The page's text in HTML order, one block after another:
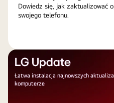
Dowiedz się, jak zaktualizować
swojego telefonu.
LG Update
Łatwa instalacja najnowszych
komputerze